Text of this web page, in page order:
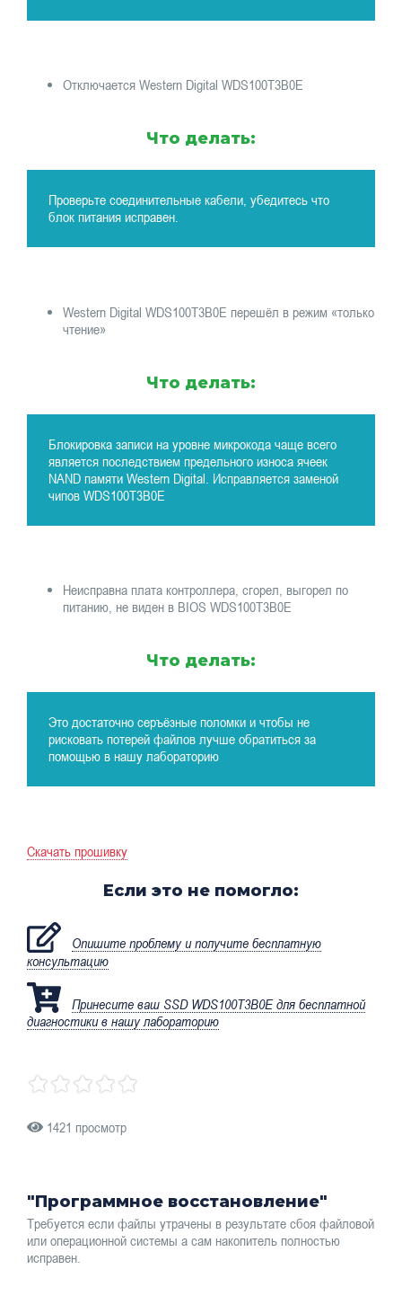
Отключается Western Digital WDS100T3B0E
Что делать:
Проверьте соединительные кабели, убедитесь что
блок питания исправен.
Western Digital WDS100T3B0E перешёл в режим «только
чтение»
Что делать:
Блокировка записи на уровне микрокода чаще всего
является последствием предельного износа ячеек
NAND памяти Western Digital. Исправляется заменой
чипов WDS100T3B0E
Неисправна плата контроллера, сгорел, выгорел по
питанию, не виден в BIOS WDS100T3B0E
Что делать:
Это достаточно серъёзные поломки и чтобы не
рисковать потерей файлов лучше обратиться за
помощью в нашу лабораторию
Скачать прошивку
Если это не помогло:
Опишите проблему и получите бесплатную
консультацию
Принесите ваш SSD WDS100T3B0E для бесплатной
диагностики в нашу лабораторию
1421 просмотр
"Программное восстановление"
Требуется если файлы утрачены в результате сбоя файловой
или операционной системы а сам накопитель полностью
исправен.